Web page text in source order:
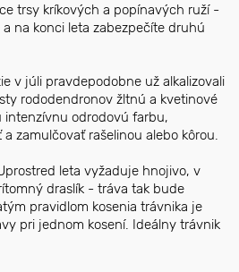
trsy kríkových a popínavých ruží -
na konci leta zabezpečíte druhú
v júli pravdepodobne už alkalizovali
rododendronov žltnú a kvetinové
intenzívnu odrodovú farbu,
zamulčovať rašelinou alebo kôrou.
leta vyžaduje hnojivo, v
draslík - tráva tak bude
pravidlom kosenia trávnika je
pri jednom kosení. Ideálny trávnik